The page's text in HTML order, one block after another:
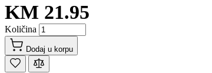
KM 21.95
Količina
Dodaj u korpu